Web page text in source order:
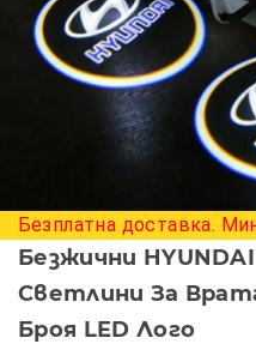
Безплатна доставка.
Безжични
Светлини За
Броя LED Лого